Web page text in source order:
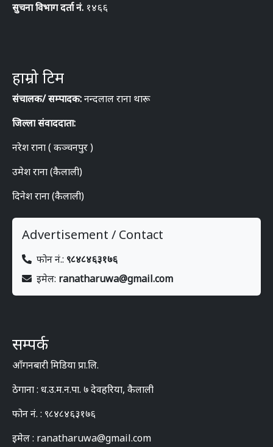
सुचना विभाग दर्ता नं. १४६६
हाम्रो टिम
संचालक/ सम्पादक:नन्दलाल राना थारू
जिल्ला संवाददाता:
नरेश राना ( कञ्चनपुर )
उमेश राना (कैलाली)
दिनेश राना (कैलाली)
Advertisement / Contact
फोन नं.: ९८४८४६३१७६
इमेल: ranatharuwa@gmail.com
सम्पर्क
आँगनबारी मिडिया प्रा.लि.
ठेगाना : ध.उ.म.न.पा. ७ देवहरिया, कैलाली
फोन नं. : ९८४८४६३१७६
इमेल : ranatharuwa@gmail.com